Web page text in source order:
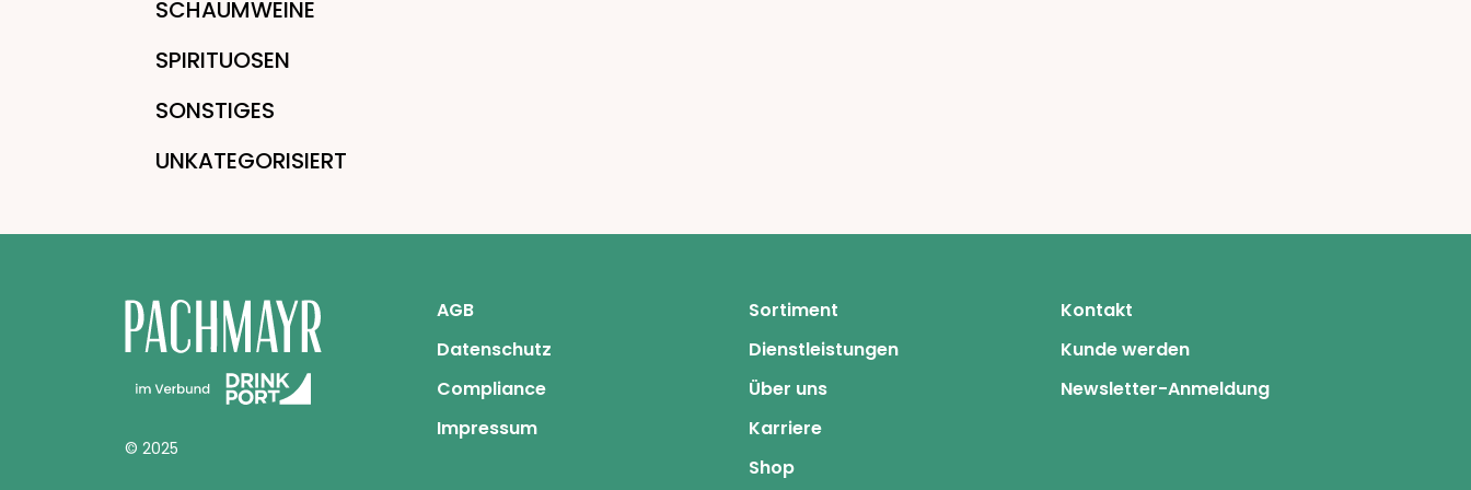
SCHAUMWEINE
SPIRITUOSEN
SONSTIGES
UNKATEGORISIERT
© 2025
AGB
Datenschutz
Compliance
Impressum
Sortiment
Dienstleistungen
Über uns
Karriere
Shop
Kontakt
Kunde werden
Newsletter-Anmeldung